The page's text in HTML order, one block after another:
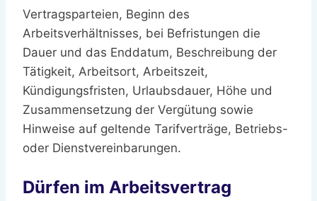
Vertragsparteien, Beginn des
Arbeitsverhältnisses, bei Befristungen die
Dauer und das Enddatum, Beschreibung der
Tätigkeit, Arbeitsort, Arbeitszeit,
Kündigungsfristen, Urlaubsdauer, Höhe und
Zusammensetzung der Vergütung sowie
Hinweise auf geltende Tarifverträge, Betriebs-
oder Dienstvereinbarungen.
Dürfen im Arbeitsvertrag